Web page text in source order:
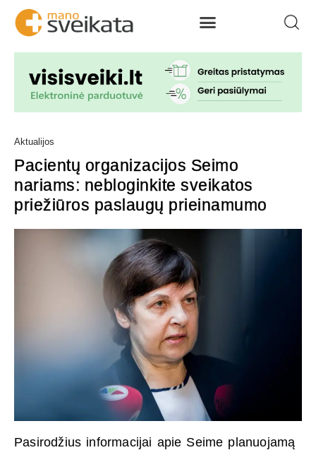
Aktualijos
Pacientų organizacijos Seimo
nariams: nebloginkite sveikatos
priežiūros paslaugų prieinamumo
Pasirodžius informacijai apie Seime planuojamą